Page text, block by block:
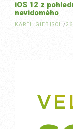
iOS 12 z
nevidomého
KAREL GIEBISCH /